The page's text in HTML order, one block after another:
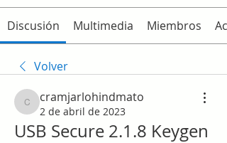
Discusión Multimedia Miembros
Volver
cramjarlohindmato
cramjarlohindmato
2 de abril de 2023
USB Secure 2.1.8 Keygen